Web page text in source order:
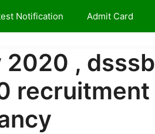
Notification Admit Card
2020 , dsssb
recruitment